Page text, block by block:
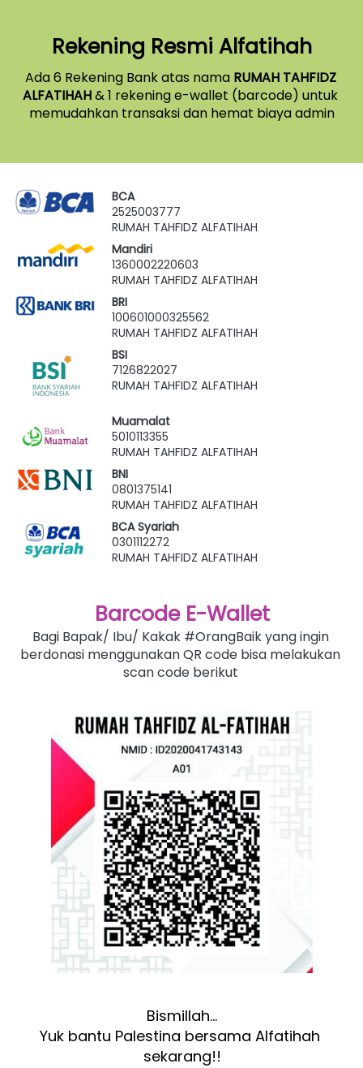
Rekening Resmi Alfatihah
Ada 6 Rekening Bank atas nama RUMAH TAHFIDZ
ALFATIHAH & 1 rekening e-wallet (barcode) untuk
memudahkan transaksi dan hemat biaya admin
BCA
2525003777
RUMAH TAHFIDZ ALFATIHAH
Mandiri
1360002220603
RUMAH TAHFIDZ ALFATIHAH
BRI
100601000325562
RUMAH TAHFIDZ ALFATIHAH
BSI
7126822027
RUMAH TAHFIDZ ALFATIHAH
Muamalat
5010113355
RUMAH TAHFIDZ ALFATIHAH
BNI
0801375141
RUMAH TAHFIDZ ALFATIHAH
BCA Syariah
0301112272
RUMAH TAHFIDZ ALFATIHAH
Barcode E-Wallet
Bagi Bapak/ Ibu/ Kakak #OrangBaik yang ingin
berdonasi menggunakan QR code bisa melakukan
scan code berikut
Bismillah…
Yuk bantu Palestina bersama Alfatihah
sekarang!!